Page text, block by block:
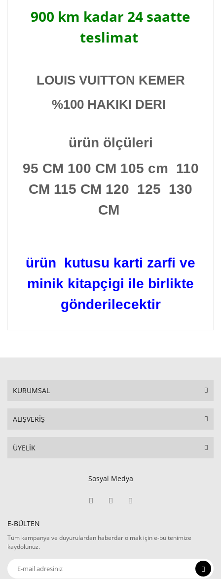
900 km kadar 24 saatte
teslimat
LOUIS VUITTON KEMER
%100 HAKIKI DERI
ürün ölçüleri
95 CM 100 CM 105 cm 110
CM 115 CM 120 125 130
CM
ürün kutusu karti zarfi ve
minik kitapçigi ile birlikte
gönderilecektir
KURUMSAL
ALIŞVERİŞ
ÜYELİK
Sosyal Medya
E-BÜLTEN
Tüm kampanya ve duyurulardan haberdar olmak için e-bültenimize
kaydolunuz.